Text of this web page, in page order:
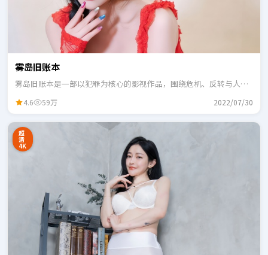
雾岛旧账本
雾岛旧账本是一部以犯罪为核心的影视作品，围绕危机、反转与人物
4.6 59万 2022/07/30
超
清
4K